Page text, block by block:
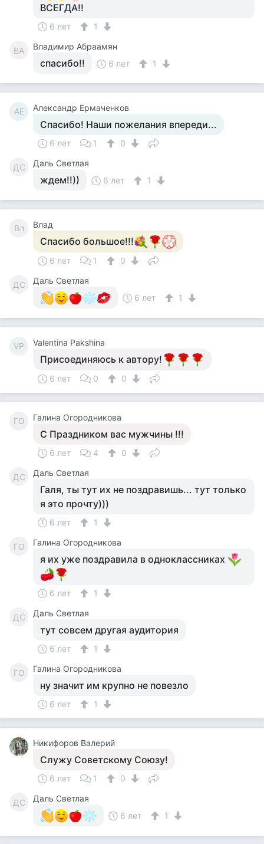
ВСЕГДА!!
6 лет 1
ВА Владимир Абраамян
спасибо!! 6 лет 1
АЕ Александр Ермаченков
Спасибо! Наши пожелания впереди...
6 лет 1 0
ДС Даль Светлая
ждем!!)) 6 лет 1
Вл Влад
Спасибо большое!!!
6 лет 1 0
ДС
Даль Светлая
6 лет
1
VP Valentina Pakshina
Присоединяюсь к автору!
6 лет 0 0
ГО Галина Огородникова
С Праздником вас мужчины !!!
6 лет 4 0
ДС Даль Светлая
Галя, ты тут их не поздравишь... тут только
я это прочту)))
6 лет 1
ГО Галина Огородникова
я их уже поздравила в одноклассниках
6 лет 1
ДС Даль Светлая
тут совсем другая аудитория
6 лет 1
ГО Галина Огородникова
ну значит им крупно не повезло
6 лет 1
Никифоров Валерий
Служу Советскому Союзу!
6 лет 1 0
ДС
Даль Светлая
6 лет
1